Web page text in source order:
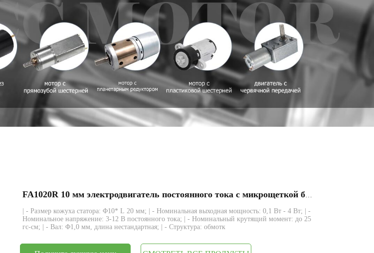
бесколлекторный двигатель без сердечника
планетарный мотор-редуктор
пластиковый мотор-редуктор
червячный мотор-редуктор
FA1020R 10 мм электродвигатель постоянного тока с микрощеткой без сердечника
| - Размер кожуха статора: Φ10* L 20 мм; | - Номинальная выходная мощность: 0,1 Вт - 4 Вт; | -
Номинальное напряжение: 3-12 В постоянного тока; | - Номинальный крутящий момент: до 25
гс-см; | - Вал: Φ1,0 мм, длина нестандартная; | - Структура: обмотк